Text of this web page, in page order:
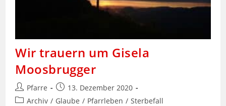
Wir trauern um Gisela
Moosbrugger
Beitrags-
Autor:
Pfarre
Beitrag
veröffentlicht:
13. Dezember 2020
Beitrags-
Archiv / Glaube / Pfarrleben / Sterbefall